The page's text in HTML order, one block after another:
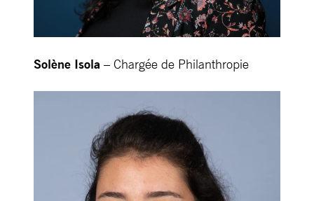
Solène Isola – Chargée de Philanthropie